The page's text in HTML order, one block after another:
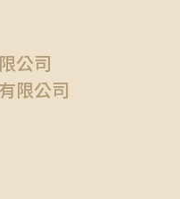
公司
限公司